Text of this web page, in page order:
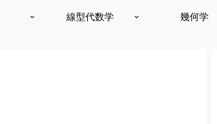
線型代数学 幾何学